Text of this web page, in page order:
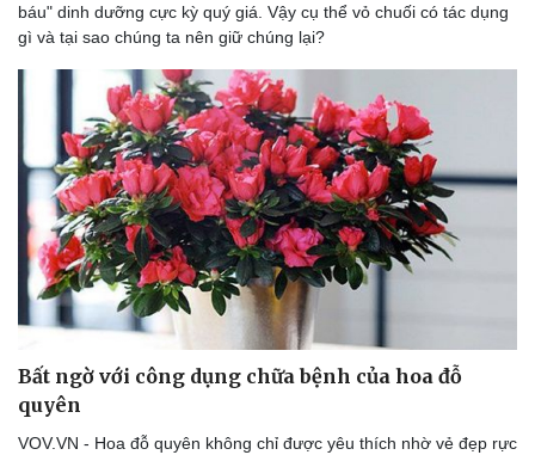
báu" dinh dưỡng cực kỳ quý giá. Vậy cụ thể vỏ chuối có tác dụng
gì và tại sao chúng ta nên giữ chúng lại?
Bất ngờ với công dụng chữa bệnh của hoa đỗ
quyên
VOV.VN - Hoa đỗ quyên không chỉ được yêu thích nhờ vẻ đẹp rực